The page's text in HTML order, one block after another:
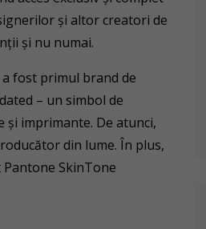
și altor creatori de
și nu numai.
fost primul brand de
– un simbol de
imprimante. De atunci,
din lume. În plus,
SkinTone